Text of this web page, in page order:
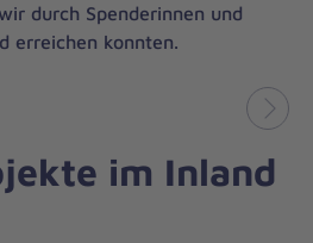
durch Spenderinnen und
erreichen konnten.
im Inland